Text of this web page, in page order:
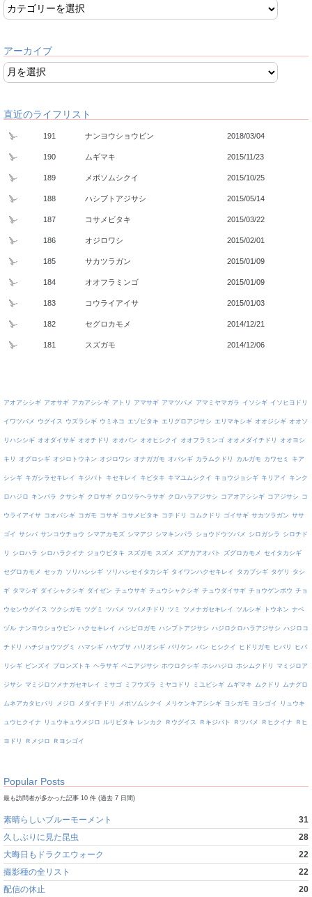
アーカイブ
直近のライフリスト
191 ナンヨウショウビン 2018/03/04
190 ムギマキ 2015/11/23
189 メボソムシクイ 2015/10/25
188 ハシブトアジサシ 2015/05/14
187 コサメビタキ 2015/03/22
186 オジロワシ 2015/02/01
185 サカツラガン 2015/01/09
184 オオフラミンゴ 2015/01/09
183 コウライアイサ 2015/01/03
182 セグロカモメ 2014/12/21
181 スズガモ 2014/12/06
アオアシシギ アオサギ アカアシシギ アトリ アマサギ アマツバメ アマミヤマガラ イソシギ イソヒヨドリ
イワツバメ ウグイス ウズラシギ ウミネコ エゾビタキ エリグロアジサシ エリマキシギ オオジシギ オオソ
リハシシギ オオダイサギ オオチドリ オオバン オオヒシクイ オオフラミンゴ オオメダイチドリ オオヨシ
キリ オグロシギ オジロトウネン オジロワシ オナガガモ オバシギ カラムクドリ カルガモ カワセミ キア
シシギ キガシラセキレイ キジバト キセキレイ キビタキ キマユムシクイ キョウジョシギ キリアイ キンク
ロハジロ キンパラ クサシギ クロサギ クロツラヘラサギ クロハラアジサシ コアオアシシギ コアジサシ コ
ウライアイサ コオバシギ コガモ コサギ コサメビタキ コチドリ コムクドリ ゴイサギ サカツラガン ササ
ゴイ サシバ サンコウチョウ シマアカモズ シマアジ シマキンパラ ショウドウツバメ シロガシラ シロチド
リ シロハラ シロハラクイナ ジョウビタキ スズガモ スズメ ズアカアオバト ズグロカモメ セイタカシギ
セグロカモメ セッカ ソリハシシギ ソリハシセイタカシギ タイワンハクセキレイ タカブシギ タゲリ タシ
ギ タマシギ ダイシャクシギ ダイゼン チュウサギ チュウシャクシギ チュウダイサギ チョウゲンボウ チョ
ウセンウグイス ツクシガモ ツグミ ツバメ ツバメチドリ ツミ ツメナガセキレイ ツルシギ トウネン ナベ
ヅル ナンヨウショウビン ハクセキレイ ハシビロガモ ハシブトアジサシ ハジロクロハラアジサシ ハジロコ
チドリ ハチジョウツグミ ハマシギ ハヤブサ ハリオシギ バリケン バン ヒシクイ ヒドリガモ ヒバリ ヒバ
リシギ ビンズイ ブロンズトキ ヘラサギ ベニアジサシ ホウロクシギ ホシハジロ ホシムクドリ マミジロア
ジサシ マミジロツメナガセキレイ ミサゴ ミフウズラ ミヤコドリ ミユビシギ ムギマキ ムクドリ ムナグロ
ムネアカタヒバリ メジロ メダイチドリ メボソムシクイ メリケンキアシシギ ヨシガモ ヨシゴイ リュウキ
ュウヒクイナ リュウキュウメジロ ルリビタキ レンカク Ｒウグイス Ｒキジバト Ｒツバメ Ｒヒクイナ Ｒヒ
ヨドリ Ｒメジロ Ｒヨシゴイ
Popular Posts
最も訪問者が多かった記事 10 件 (過去 7 日間)
素晴らしいブルーモーメント
31
久しぶりに見た昆虫
28
大晦日もドラクエウォーク
22
撮影種の全リスト
22
配信の休止
20